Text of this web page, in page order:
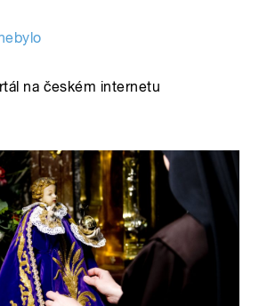
na českém internetu